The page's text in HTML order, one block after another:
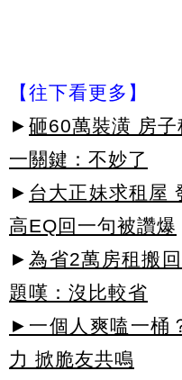
【往下看更多】
► 砸60萬裝潢 房
一關鍵：不妙了
► 台大正妹求租屋
高EQ回一句被讚爆
► 為省2萬房租搬
題嘆：沒比較省
►一個人爽嗑一桶
力 掀脆友共鳴